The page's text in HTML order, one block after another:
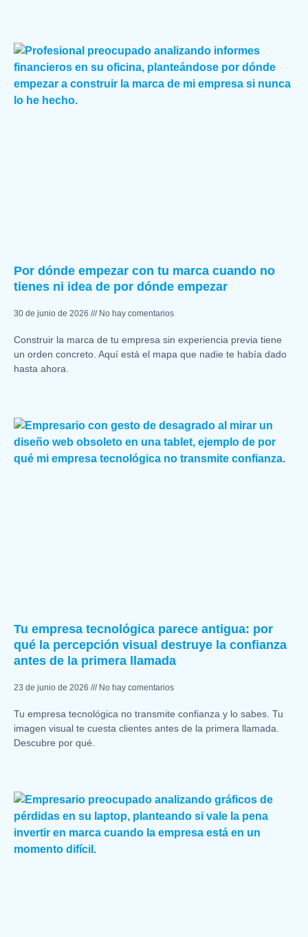
Por dónde empezar con tu marca cuando no
tienes ni idea de por dónde empezar
30 de junio de 2026 No hay comentarios
Construir la marca de tu empresa sin experiencia previa tiene
un orden concreto. Aquí está el mapa que nadie te había dado
hasta ahora.
Tu empresa tecnológica parece antigua: por
qué la percepción visual destruye la confianza
antes de la primera llamada
23 de junio de 2026 No hay comentarios
Tu empresa tecnológica no transmite confianza y lo sabes. Tu
imagen visual te cuesta clientes antes de la primera llamada.
Descubre por qué.